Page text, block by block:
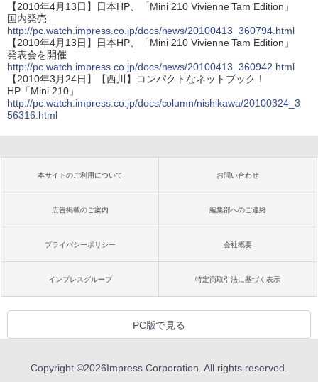
【2010年4月13日】日本HP、「Mini 210 Vivienne Tam Edition」
国内発売
http://pc.watch.impress.co.jp/docs/news/20100413_360794.html
【2010年4月13日】日本HP、「Mini 210 Vivienne Tam Edition」
発表会を開催
http://pc.watch.impress.co.jp/docs/news/20100413_360942.html
【2010年3月24日】【西川】コンパクトなネットブック！
HP「Mini 210」
http://pc.watch.impress.co.jp/docs/column/nishikawa/20100324_3
56316.html
本サイトのご利用について お問い合わせ
広告掲載のご案内 編集部へのご連絡
プライバシーポリシー 会社概要
インプレスグループ 特定商取引法に基づく表示
PC版で見る
Copyright ©2026Impress Corporation. All rights reserved.